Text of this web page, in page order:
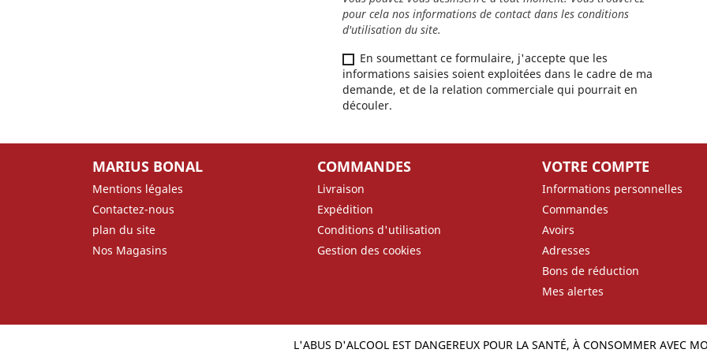
pour cela nos informations de contact dans les conditions
d'utilisation du site.
En soumettant ce formulaire, j'accepte que les
informations saisies soient exploitées dans le cadre de ma
demande, et de la relation commerciale qui pourrait en
découler.
MARIUS BONAL
Mentions légales
Contactez-nous
plan du site
Nos Magasins
COMMANDES
Livraison
Expédition
Conditions d'utilisation
Gestion des cookies
VOTRE COMPTE
Informations personnelles
Commandes
Avoirs
Adresses
Bons de réduction
Mes alertes
L'ABUS D'ALCOOL EST DANGEREUX POUR LA SANTÉ, À CONSOMMER AVEC